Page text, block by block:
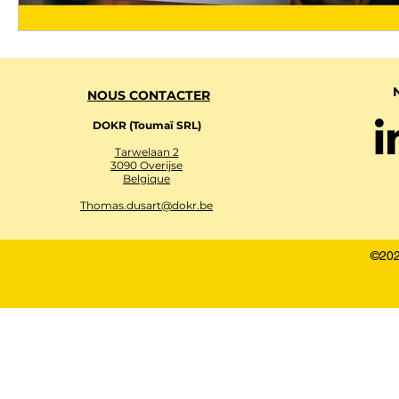
NOUS CONTACTER
DOKR (Toumaï SRL)
Tarwelaan 2
3090 Overijse
Belgique
Thomas.dusart@dokr.be